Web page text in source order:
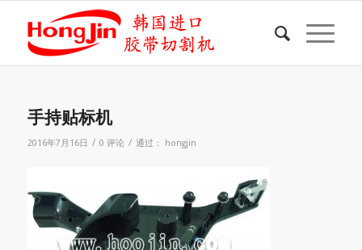
手持贴标机
2016年7月16日 / 0 评论 / 通过： hongjin